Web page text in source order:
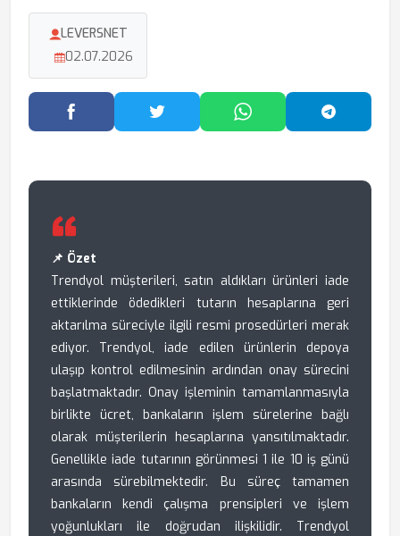
LEVERSNET
02.07.2026
Facebook'ta PaylaşTwitter'da PaylaşWhatsApp'ta Paylaş
📌 Özet
Trendyol müşterileri, satın aldıkları ürünleri iade
ettiklerinde ödedikleri tutarın hesaplarına geri
aktarılma süreciyle ilgili resmi prosedürleri merak
ediyor. Trendyol, iade edilen ürünlerin depoya
ulaşıp kontrol edilmesinin ardından onay sürecini
başlatmaktadır. Onay işleminin tamamlanmasıyla
birlikte ücret, bankaların işlem sürelerine bağlı
olarak müşterilerin hesaplarına yansıtılmaktadır.
Genellikle iade tutarının görünmesi 1 ile 10 iş günü
arasında sürebilmektedir. Bu süreç tamamen
bankaların kendi çalışma prensipleri ve işlem
yoğunlukları ile doğrudan ilişkilidir. Trendyol